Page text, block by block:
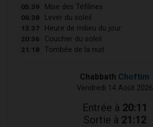
05:39 Mise des Téfilines
06:38 Lever du soleil
13:37 Heure de milieu du jour
20:36 Coucher du soleil
21:18 Tombée de la nuit
Chabbath Choftim
Vendredi 14 Août 2026
Entrée à 20:11
Sortie à 21:12